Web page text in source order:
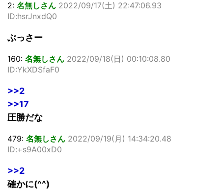
2: 名無しさん 2022/09/17(土) 22:47:06.93
ID:hsrJnxdQ0
ぶっさー
160: 名無しさん 2022/09/18(日) 00:10:08.80
ID:YkXDSfaF0
>>2
>>17
圧勝だな
479: 名無しさん 2022/09/19(月) 14:34:20.48
ID:+s9A00xD0
>>2
確かに(^^)